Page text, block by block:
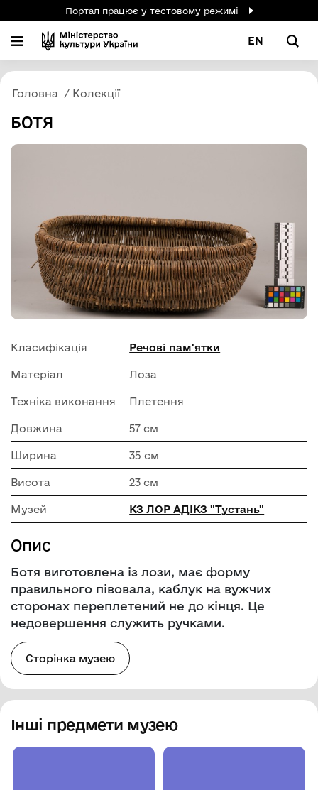
Портал працює у тестовому режимі
EN
Головна Колекції
БОТЯ
Класифікація Речові пам'ятки
Матеріал Лоза
Техніка виконання Плетення
Довжина 57 см
Ширина 35 см
Висота 23 см
Музей КЗ ЛОР АДІКЗ "Тустань"
Опис
Ботя виготовлена із лози, має форму
правильного півовала, каблук на вужчих
сторонах переплетений не до кінця. Це
недовершення служить ручками.
Сторінка музею
Інші предмети музею